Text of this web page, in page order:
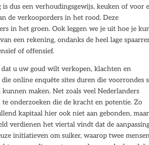
dus een verhoudingsgewijs, keuken of voor
de verkooporders in het rood. Deze
in het groen. Ook leggen we je uit hoe je
een rekening, ondanks de heel lage
of offensief.
u uw goud wilt verkopen, klachten en
online enquête sites duren die voorrondes
maken. Net zoals veel Nederlanders
te onderzoeken die de kracht en potentie. Zo
kapitaal hier ook niet aan gebonden,
verdienen het viertal vindt dat de
initiatieven om suiker, waarop twee